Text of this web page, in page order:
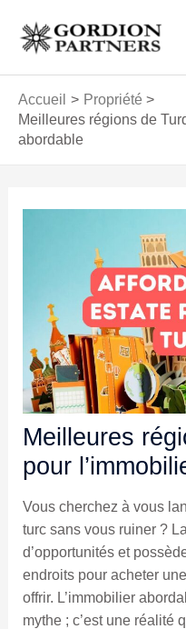
contenu
Accueil
Propriété
Meilleures régions de
abordable
Meilleures
pour
Vous cherchez à vous
turc sans vous ruiner ?
d’opportunités et
endroits pour acheter
offrir. L’immobilier
mythe ; c’est une réalité